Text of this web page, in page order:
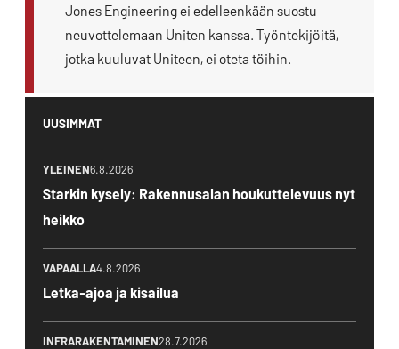
Jones Engineering ei edelleenkään suostu
neuvottelemaan Uniten kanssa. Työntekijöitä,
jotka kuuluvat Uniteen, ei oteta töihin.
UUSIMMAT
YLEINEN6.8.2026
Starkin kysely: Rakennusalan houkuttelevuus nyt
heikko
VAPAALLA4.8.2026
Letka-ajoa ja kisailua
INFRARAKENTAMINEN28.7.2026